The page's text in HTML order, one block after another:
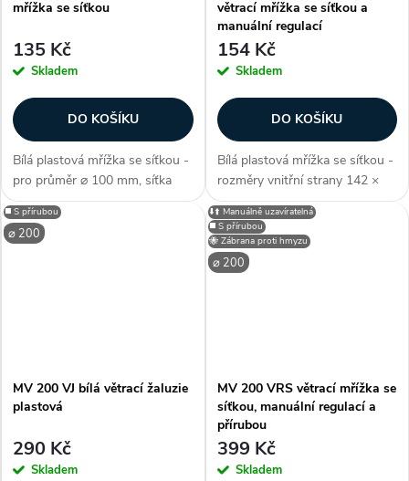
mřížka se síťkou
135 Kč
Skladem
DO KOŠÍKU
Bílá plastová mřížka se síťkou -
pro průměr ⌀ 100 mm, síťka
proti hmyzu, s přírubou,
elegantní minimalistické
zpracovní, snadná instalace,
větrací mřížka se síťkou a
manuální regulací
154 Kč
Skladem
DO KOŠÍKU
Bílá plastová mřížka se síťkou -
rozměry vnitřní strany 142 ×
142 mm (Š × V), síťka proti
hmyzu, bez příruby, pevné
manuálně sklopitelné žaluzie,
pro vnitřní i vnější montáž,...
⌀ 200
◼️ S přírubou
MV 200 VJ bílá větrací žaluzie
plastová
290 Kč
Skladem
⌀ 200
⬇️⬆️ Manuálně uzavíratelná
◼️ S přírubou
🐝 Zábrana proti hmyzu
MV 200 VRS větrací mřížka se
síťkou, manuální regulací a
přírubou
399 Kč
Skladem